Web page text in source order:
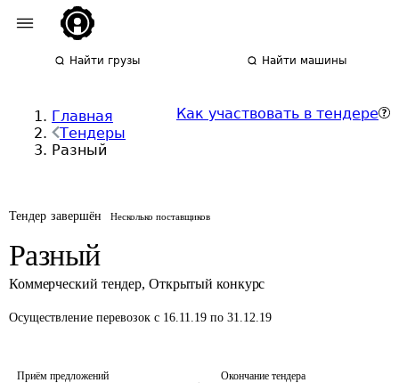
Найти грузы Найти машины
Главная
Тендеры
Разный
Как участвовать в тендере
Тендер завершён Несколько поставщиков
Разный
Коммерческий тендер, Открытый конкурс
Осуществление перевозок с 16.11.19 по 31.12.19
Приём предложений
Окончание тендера